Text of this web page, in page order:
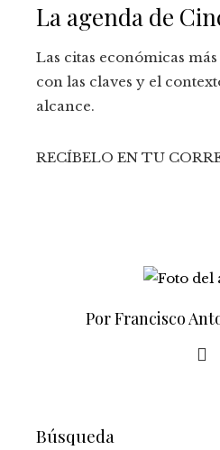
La agenda de
Las citas económicas
con las claves y el
alcance.
RECÍBELO EN TU
Por Francisco
Búsqueda